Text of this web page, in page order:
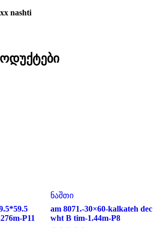
nashti
P11
ნაშთი
am 8071.-30×60-kalkateh dec
wht B tim-1.44m-P8